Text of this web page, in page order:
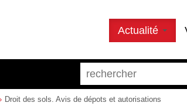
Actualité
Droit des sols. Avis de dépots et autorisations